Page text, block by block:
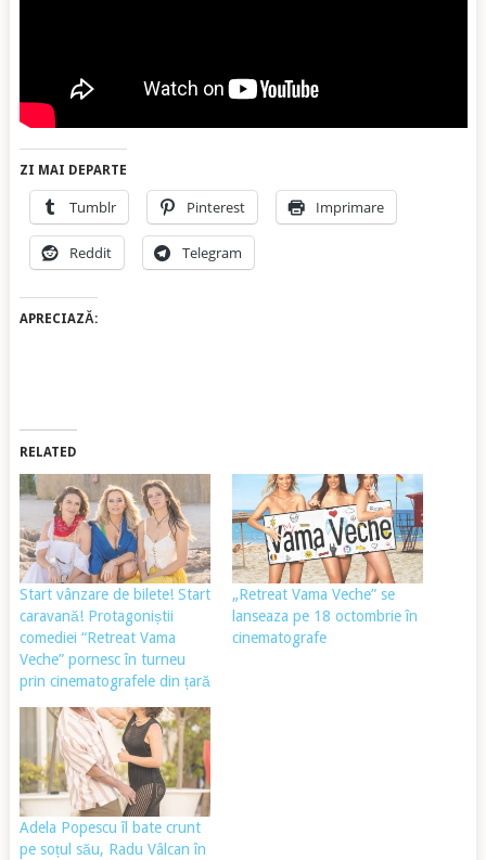
ZI MAI DEPARTE
Tumblr Pinterest Imprimare
Reddit Telegram
APRECIAZĂ:
RELATED
Start vânzare de bilete! Start
caravană! Protagoniștii
comediei “Retreat Vama
Veche” pornesc în turneu
prin cinematografele din țară
„Retreat Vama Veche” se
lanseaza pe 18 octombrie în
cinematografe
Adela Popescu îl bate crunt
pe soțul său, Radu Vâlcan în